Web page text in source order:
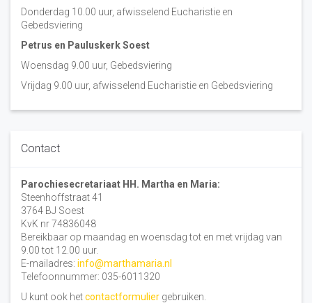
Donderdag 10.00 uur, afwisselend Eucharistie en
Gebedsviering
Petrus en Pauluskerk Soest
Woensdag 9.00 uur, Gebedsviering
Vrijdag 9.00 uur, afwisselend Eucharistie en Gebedsviering
Contact
Parochiesecretariaat HH. Martha en Maria:
Steenhoffstraat 41
3764 BJ Soest
KvK nr 74836048
Bereikbaar op maandag en woensdag tot en met vrijdag van
9.00 tot 12.00 uur.
E-mailadres: info@marthamaria.nl
Telefoonnummer: 035-6011320
U kunt ook hetcontactformulier gebruiken.